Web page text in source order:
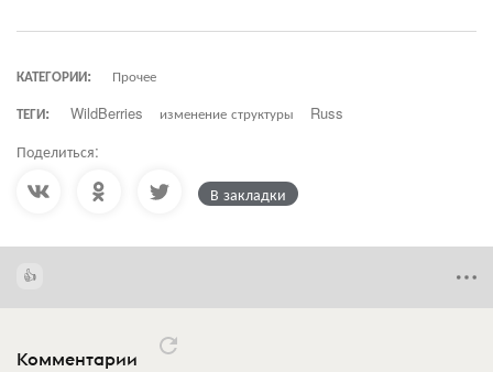
КАТЕГОРИИ:
Прочее
ТЕГИ:
WildBerries изменение структуры Russ
Поделиться:
В закладки
Комментарии